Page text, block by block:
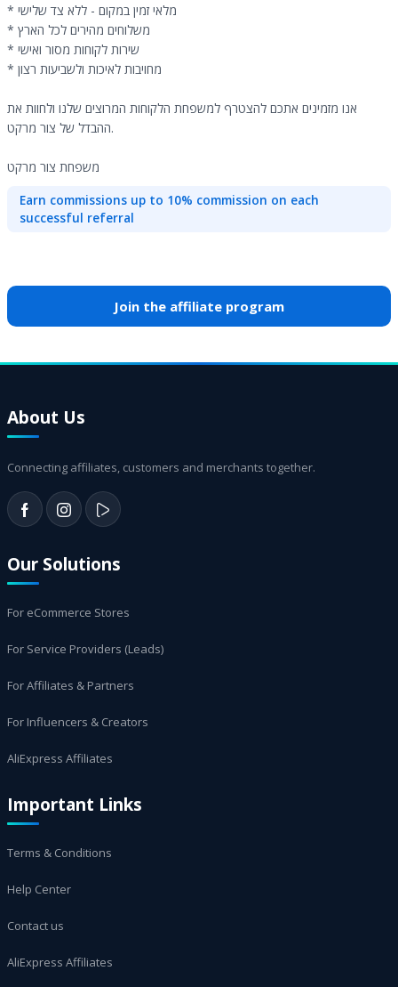
* מלאי זמין במקום - ללא צד שלישי
* משלוחים מהירים לכל הארץ
* שירות לקוחות מסור ואישי
* מחויבות לאיכות ולשביעות רצון
אנו מזמינים אתכם להצטרף למשפחת הלקוחות המרוצים שלנו ולחוות את
ההבדל של צור מרקט.
משפחת צור מרקט
Earn commissions up to 10% commission on each
successful referral
Join the affiliate program
About Us
Connecting affiliates, customers and merchants together.
Our Solutions
For eCommerce Stores
For Service Providers (Leads)
For Affiliates & Partners
For Influencers & Creators
AliExpress Affiliates
Important Links
Terms & Conditions
Help Center
Contact us
AliExpress Affiliates